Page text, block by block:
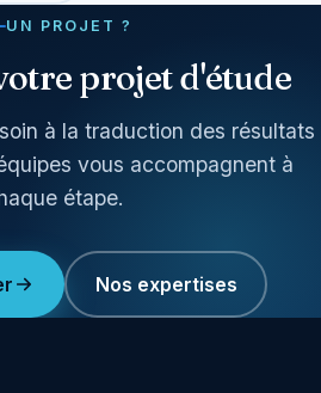
UN PROJET ?
projet d'étude
à la traduction des résultats
vous accompagnent à
étape.
Nos expertises